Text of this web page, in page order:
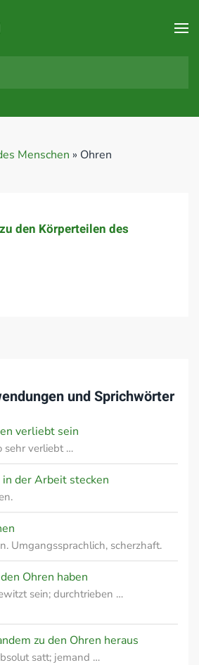
Menschen » Ohren
den Körperteilen des
und Sprichwörter
verliebt sein
sehr verliebt …
der Arbeit stecken
Umgangssprachlich, scherzhaft.
Ohren haben
sein; durchtrieben …
zu den Ohren heraus
satt; jemand …